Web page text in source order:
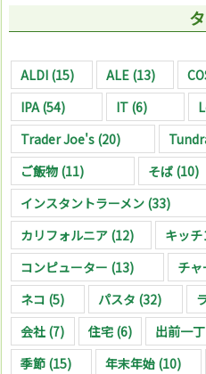
ALDI (15) ALE (13)
IPA(54) IT(6)
Trader Joe's (20)
ご飯物 (11) そば(10)
インスタントラーメン (33)
カリフォルニア (12) キッ
コンピューター (13) チ
ネコ (5) パスタ (32)
会社 (7) 住宅(6) 出前一丁
季節 (15) 年末年始 (10)